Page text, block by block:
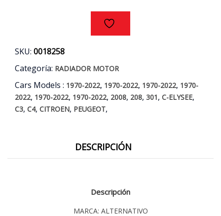
SKU: 0018258
Categoría: RADIADOR MOTOR
Cars Models : 1970-2022, 1970-2022, 1970-2022, 1970-
2022, 1970-2022, 1970-2022, 2008, 208, 301, C-ELYSEE,
C3, C4, CITROEN, PEUGEOT,
DESCRIPCIÓN
Descripción
MARCA: ALTERNATIVO